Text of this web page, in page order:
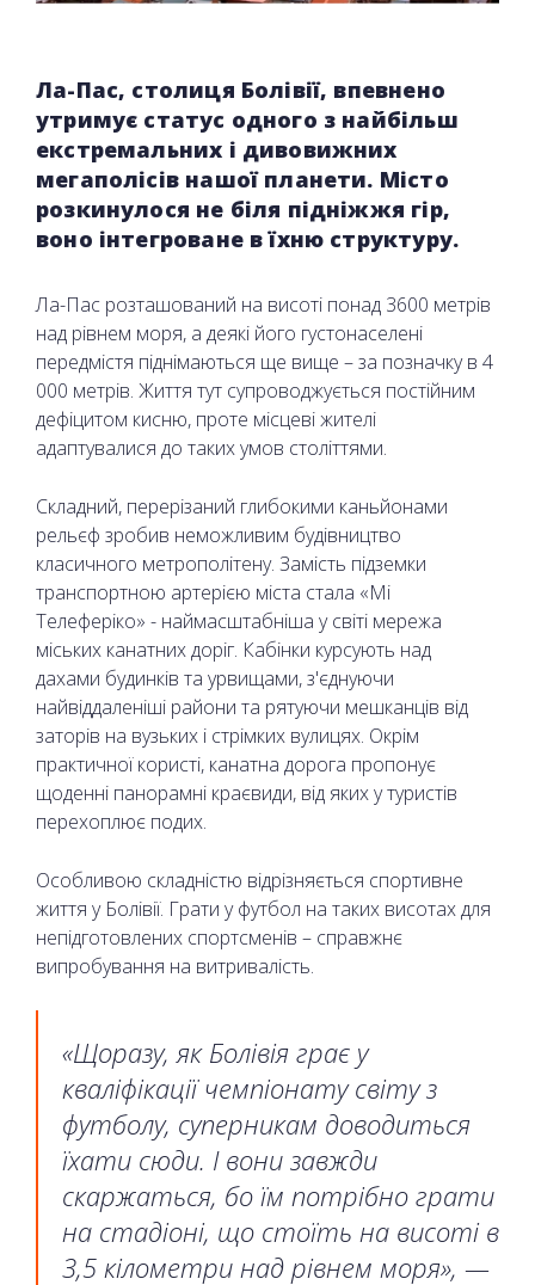
Ла-Пас, столиця Болівії, впевнено
утримує статус одного з найбільш
екстремальних і дивовижних
мегаполісів нашої планети. Місто
розкинулося не біля підніжжя гір,
воно інтегроване в їхню структуру.
Ла-Пас розташований на висоті понад 3600 метрів
над рівнем моря, а деякі його густонаселені
передмістя піднімаються ще вище – за позначку в 4
000 метрів. Життя тут супроводжується постійним
дефіцитом кисню, проте місцеві жителі
адаптувалися до таких умов століттями.
Складний, перерізаний глибокими каньйонами
рельєф зробив неможливим будівництво
класичного метрополітену. Замість підземки
транспортною артерією міста стала «Мі
Телеферіко» - наймасштабніша у світі мережа
міських канатних доріг. Кабінки курсують над
дахами будинків та урвищами, з'єднуючи
найвіддаленіші райони та рятуючи мешканців від
заторів на вузьких і стрімких вулицях. Окрім
практичної користі, канатна дорога пропонує
щоденні панорамні краєвиди, від яких у туристів
перехоплює подих.
Особливою складністю відрізняється спортивне
життя у Болівії. Грати у футбол на таких висотах для
непідготовлених спортсменів – справжнє
випробування на витривалість.
«Щоразу, як Болівія грає у
кваліфікації чемпіонату світу з
футболу, суперникам доводиться
їхати сюди. І вони завжди
скаржаться, бо їм потрібно грати
на стадіоні, що стоїть на висоті в
3,5 кілометри над рівнем моря», —